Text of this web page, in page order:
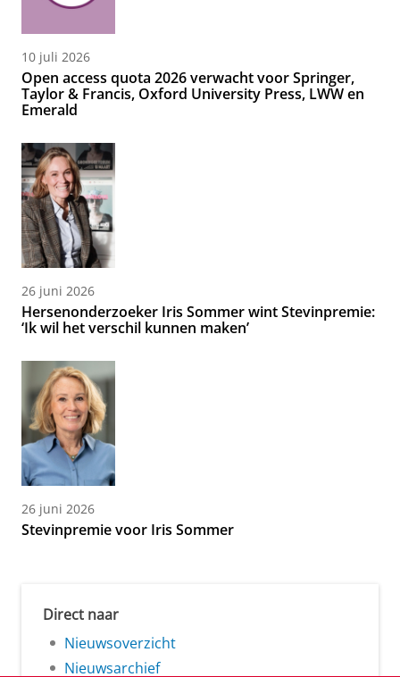
10 juli 2026
Open access quota 2026 verwacht voor Springer,
Taylor & Francis, Oxford University Press, LWW en
Emerald
26 juni 2026
Hersenonderzoeker Iris Sommer wint Stevinpremie:
‘Ik wil het verschil kunnen maken’
26 juni 2026
Stevinpremie voor Iris Sommer
Direct naar
Nieuwsoverzicht
Nieuwsarchief